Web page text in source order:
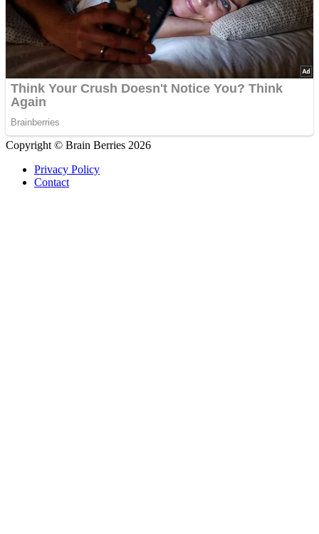
Copyright © Brain Berries 2026
Privacy Policy
Contact